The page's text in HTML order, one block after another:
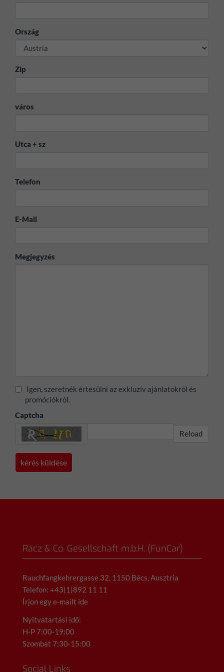
Ország
Zip
város
Utca + sz
Telefon
E-Mail
Megjegyzés
Igen, szeretnék értesülni az exkluzív ajánlatokról és
promóciókról.
Captcha
Reload
Racz & Co. Gesellschaft m.b.H. (FunCar)
Rauchfangkehrergasse 32, 1150 Bécs, Ausztria
Telefon: +43(1)892 11 11
Írjon egy e-mailt ide
Nyitvatartási idő:
H-P 7:00-19:00
Szombat 7:30-15:00
Social Links